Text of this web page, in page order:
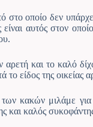
στο οποίο δεν
αυτός στον
και το καλό
το είδος της οικείας
κακών μιλάμε
και καλός